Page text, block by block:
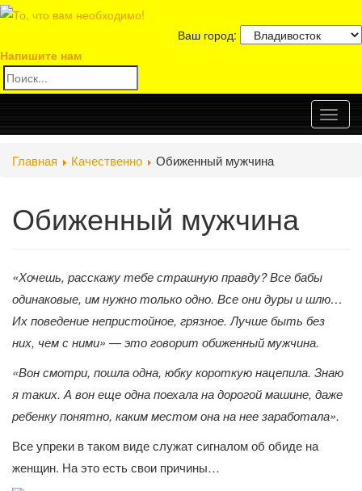
Ваш город:
Напишите нам
Главная Качественно Обиженный мужчина
Обиженный мужчина
«Хочешь, расскажу тебе страшную правду? Все бабы
одинаковые, им нужно только одно. Все они дуры и шлю…
Их поведение непристойное, грязное. Лучше быть без
них, чем с ними» — это говорит обиженный мужчина.
«Вон смотри, пошла одна, юбку короткую нацепила. Знаю
я таких. А вон еще одна поехала на дорогой машине, даже
ребенку понятно, каким местом она на нее заработала».
Все упреки в таком виде служат сигналом об обиде на
женщин. На это есть свои причины…